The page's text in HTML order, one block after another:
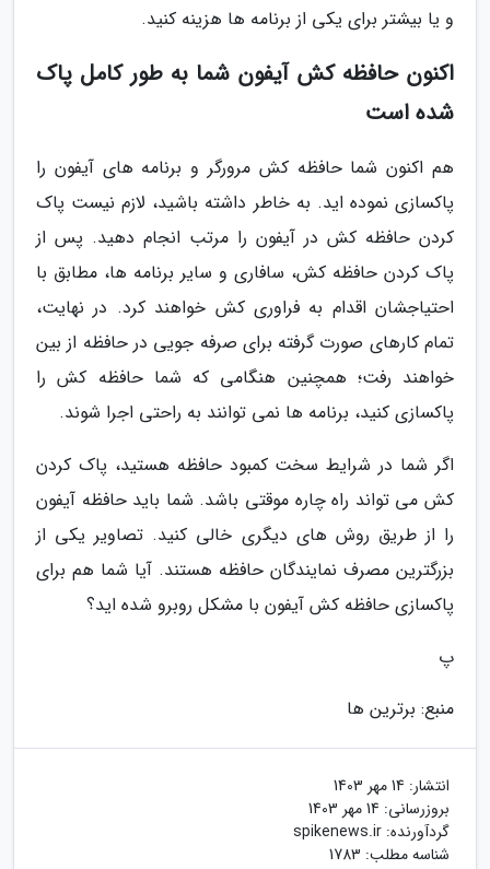
و یا بیشتر برای یکی از برنامه ها هزینه کنید.
اکنون حافظه کش آیفون شما به طور کامل پاک
شده است
هم اکنون شما حافظه کش مرورگر و برنامه های آیفون را
پاکسازی نموده اید. به خاطر داشته باشید، لازم نیست پاک
کردن حافظه کش در آیفون را مرتب انجام دهید. پس از
پاک کردن حافظه کش، سافاری و سایر برنامه ها، مطابق با
احتیاجشان اقدام به فراوری کش خواهند کرد. در نهایت،
تمام کارهای صورت گرفته برای صرفه جویی در حافظه از بین
خواهند رفت؛ همچنین هنگامی که شما حافظه کش را
پاکسازی کنید، برنامه ها نمی توانند به راحتی اجرا شوند.
اگر شما در شرایط سخت کمبود حافظه هستید، پاک کردن
کش می تواند راه چاره موقتی باشد. شما باید حافظه آیفون
را از طریق روش های دیگری خالی کنید. تصاویر یکی از
بزرگترین مصرف نمایندگان حافظه هستند. آیا شما هم برای
پاکسازی حافظه کش آیفون با مشکل روبرو شده اید؟
پ
منبع: برترین ها
انتشار: 14 مهر 1403
بروزرسانی: 14 مهر 1403
گردآورنده: spikenews.ir
شناسه مطلب: 1783